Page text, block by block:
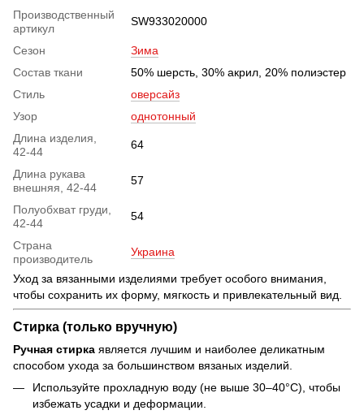
Производственный
артикул
SW933020000
Сезон
Зима
Состав ткани
50% шерсть, 30% акрил, 20% полиэстер
Стиль
оверсайз
Узор
однотонный
Длина изделия,
42-44
64
Длина рукава
внешняя, 42-44
57
Полуобхват груди,
42-44
54
Страна
производитель
Украина
Уход за вязанными изделиями требует особого внимания,
чтобы сохранить их форму, мягкость и привлекательный вид.
Стирка (только вручную)
Ручная стирка является лучшим и наиболее деликатным
способом ухода за большинством вязаных изделий.
Используйте прохладную воду (не выше 30–40°C), чтобы
избежать усадки и деформации.